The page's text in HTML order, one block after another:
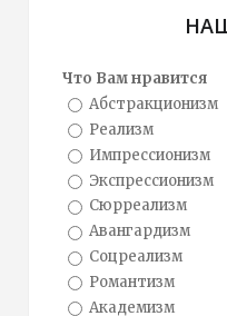
Что Вам нравится
Абстракционизм
Реализм
Импрессионизм
Экспрессионизм
Сюрреализм
Авангардизм
Соцреализм
Романтизм
Академизм